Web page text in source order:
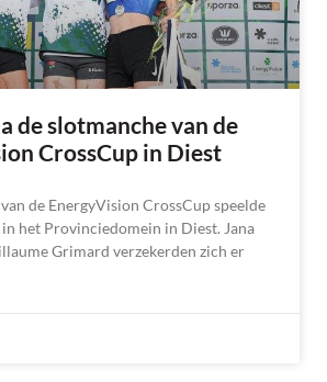
de slotmanche van de
CrossCup in Diest
de EnergyVision CrossCup speelde
in het Provinciedomein in Diest. Jana
Grimard verzekerden zich er